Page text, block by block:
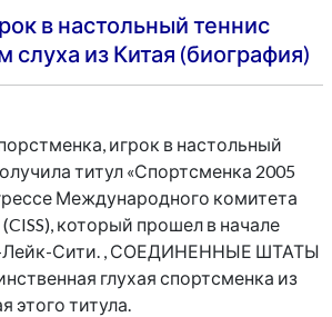
в настольный теннис
слуха из Китая (биография)
игрок в настольный
титул «Спортсменка 2005
Международного комитета
который прошел в начале
Лейк-Сити. , СОЕДИНЕННЫЕ ШТАТЫ
глухая спортсменка из
этого титула.